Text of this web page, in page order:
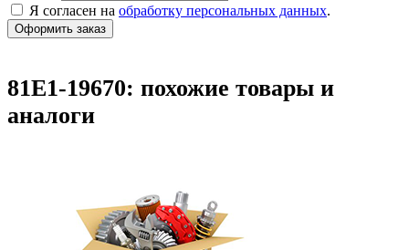
Я согласен на обработку персональных данных.
81E1-19670: похожие товары и
аналоги